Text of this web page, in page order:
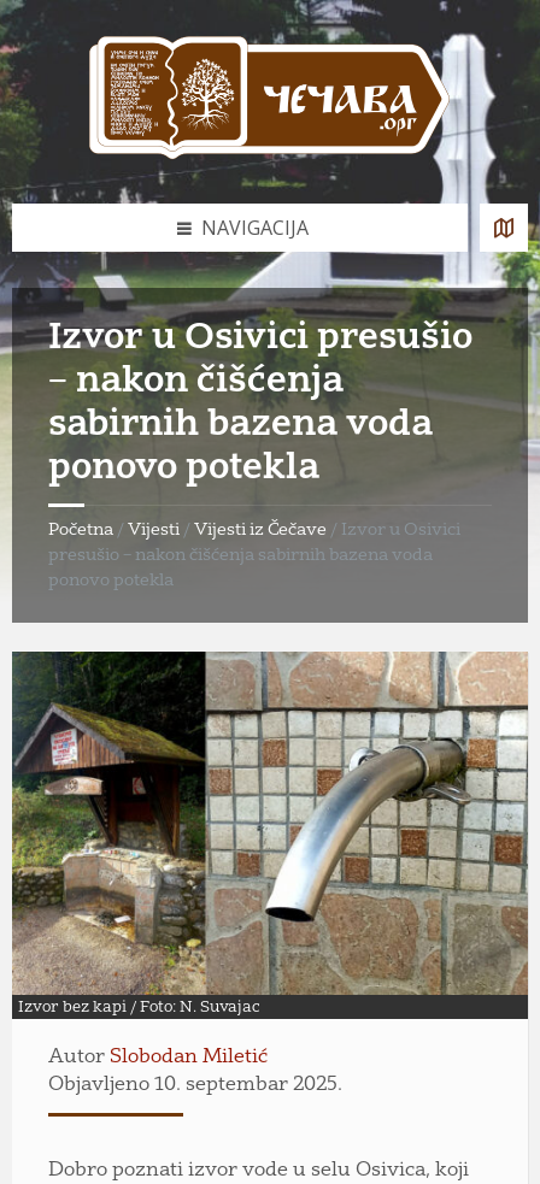
Skip
to
content
Skip
to
left
sidebar
Skip
to
footer
NAVIGACIJA
Izvor u Osivici presušio
– nakon čišćenja
sabirnih bazena voda
ponovo potekla
Početna / Vijesti / Vijesti iz Čečave / Izvor u Osivici
presušio – nakon čišćenja sabirnih bazena voda
ponovo potekla
Izvor bez kapi / Foto: N. Suvajac
Autor Slobodan Miletić
Objavljeno 10. septembar 2025.
Dobro poznati izvor vode u selu Osivica, koji